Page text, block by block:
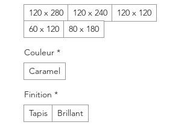
120 x 280
120 x 240
120 x 120
60 x 120
80 x 180
Couleur *
Caramel
Finition *
Tapis
Brillant